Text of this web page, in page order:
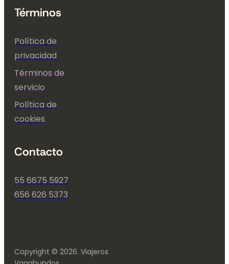
Términos
Política de
privacidad
Términos de
servicio
Política de
cookies
Contacto
55 6675 5927
656 626 5373
Copyright © 2026. Viajeros